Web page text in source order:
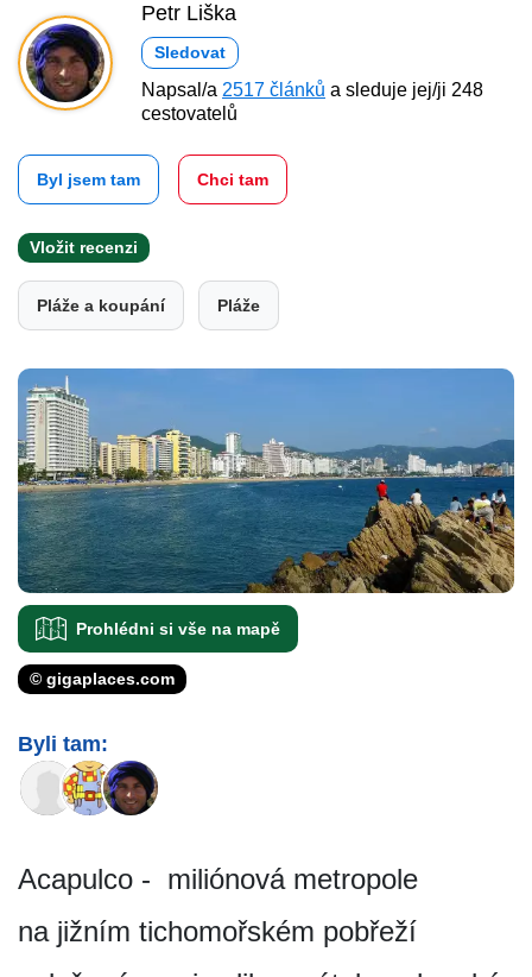
Petr Liška
Sledovat
Napsal/a 2517 článků a sleduje jej/ji 248
cestovatelů
Byl jsem tam Chci tam
Vložit recenzi
Pláže a koupání Pláže
Prohlédni si vše na mapě
© gigaplaces.com
Byli tam:
Acapulco - miliónová metropole
na jižním tichomořském pobřeží